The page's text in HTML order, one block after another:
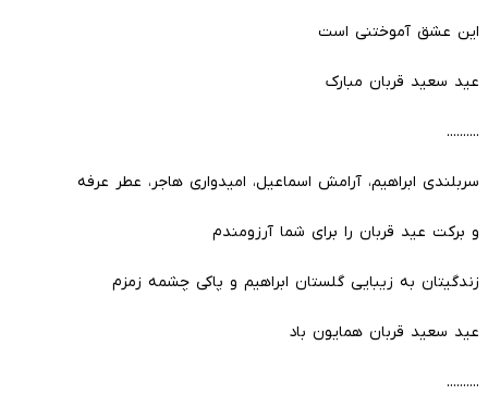
این عشق آموختنی است
عید سعید قربان مبارک
..........
سربلندی ابراهیم، آرامش اسماعیل، امیدواری هاجر، عطر عرفه
و برکت عید قربان را برای شما آرزومندم
زندگیتان به زیبایی گلستان ابراهیم و پاکی چشمه زمزم
عید سعید قربان همایون باد
..........